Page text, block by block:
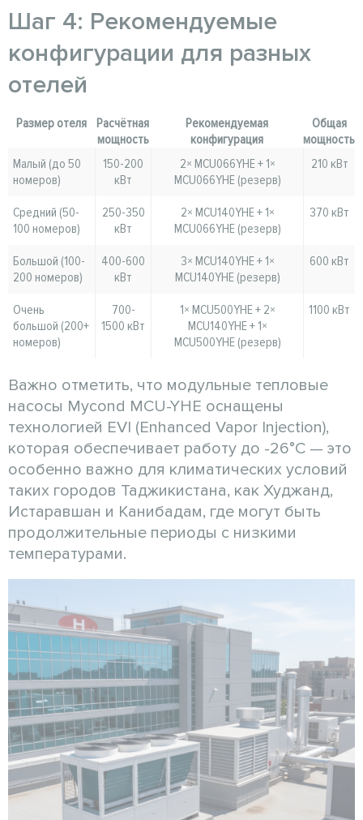
Шаг 4: Рекомендуемые
конфигурации для разных
отелей
Размер отеля Расчётная
мощность
Рекомендуемая
конфигурация
Общая
мощность
Малый (до 50
номеров)
150-200
кВт
2× MCU066YHE + 1×
MCU066YHE (резерв)
210 кВт
Средний (50-
100 номеров)
250-350
кВт
2× MCU140YHE + 1×
MCU066YHE (резерв)
370 кВт
Большой (100-
200 номеров)
400-600
кВт
3× MCU140YHE + 1×
MCU140YHE (резерв)
600 кВт
Очень
большой (200+
номеров)
700-
1500 кВт
1× MCU500YHE + 2×
MCU140YHE + 1×
MCU500YHE (резерв)
1100 кВт
Важно отметить, что модульные тепловые
насосы Mycond MCU-YHE оснащены
технологией EVI (Enhanced Vapor Injection),
которая обеспечивает работу до -26°C — это
особенно важно для климатических условий
таких городов Таджикистана, как Худжанд,
Истаравшан и Канибадам, где могут быть
продолжительные периоды с низкими
температурами.